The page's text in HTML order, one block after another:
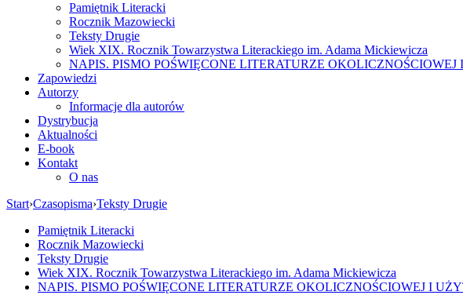
Pamiętnik Literacki
Rocznik Mazowiecki
Teksty Drugie
Wiek XIX. Rocznik Towarzystwa Literackiego im. Adama Mickiewicza
NAPIS. PISMO POŚWIĘCONE LITERATURZE OKOLICZNOŚCIOWEJ
Zapowiedzi
Autorzy
Informacje dla autorów
Dystrybucja
Aktualności
E-book
Kontakt
O nas
Start›Czasopisma›Teksty Drugie
Pamiętnik Literacki
Rocznik Mazowiecki
Teksty Drugie
Wiek XIX. Rocznik Towarzystwa Literackiego im. Adama Mickiewicza
NAPIS. PISMO POŚWIĘCONE LITERATURZE OKOLICZNOŚCIOWEJ I